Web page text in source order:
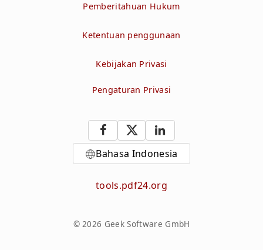
Pemberitahuan Hukum
Ketentuan penggunaan
Kebijakan Privasi
Pengaturan Privasi
Bahasa Indonesia
tools.pdf24.org
© 2026 Geek Software GmbH